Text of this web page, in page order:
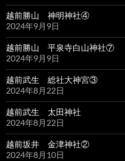
越前勝山 神明神社④
2024年9月9日
越前勝山 平泉寺白山神社⑦
2024年9月9日
越前武生 総社大神宮③
2024年8月22日
越前武生 太田神社
2024年8月22日
越前坂井 金津神社②
2024年8月10日